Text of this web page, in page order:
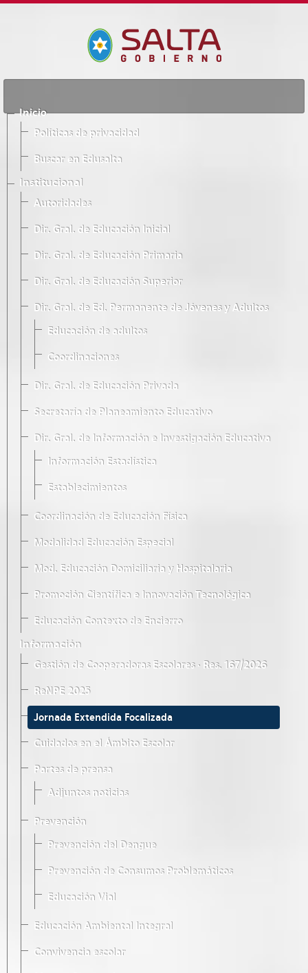
Inicio
Políticas de privacidad
Buscar en Edusalta
Institucional
Autoridades
Dir. Gral. de Educación Inicial
Dir. Gral. de Educación Primaria
Dir. Gral. de Educación Superior
Dir. Gral. de Ed. Permanente de Jóvenes y Adultos
Educación de adultos
Coordinaciones
Dir. Gral. de Educación Privada
Secretaría de Planeamiento Educativo
Dir. Gral. de Información e Investigación Educativa
Información Estadística
Establecimientos
Coordinación de Educación Física
Modalidad Educación Especial
Mod. Educación Domiciliaria y Hospitalaria
Promoción Científica e Innovación Tecnológica
Educación Contexto de Encierro
Información
Gestión de Cooperadoras Escolares · Res. 167/2026
ReNPE 2025
Jornada Extendida Focalizada
Cuidados en el Ámbito Escolar
Partes de prensa
Adjuntos noticias
Prevención
Prevención del Dengue
Prevención de Consumos Problemáticos
Educación Vial
Educación Ambiental Integral
Convivencia escolar